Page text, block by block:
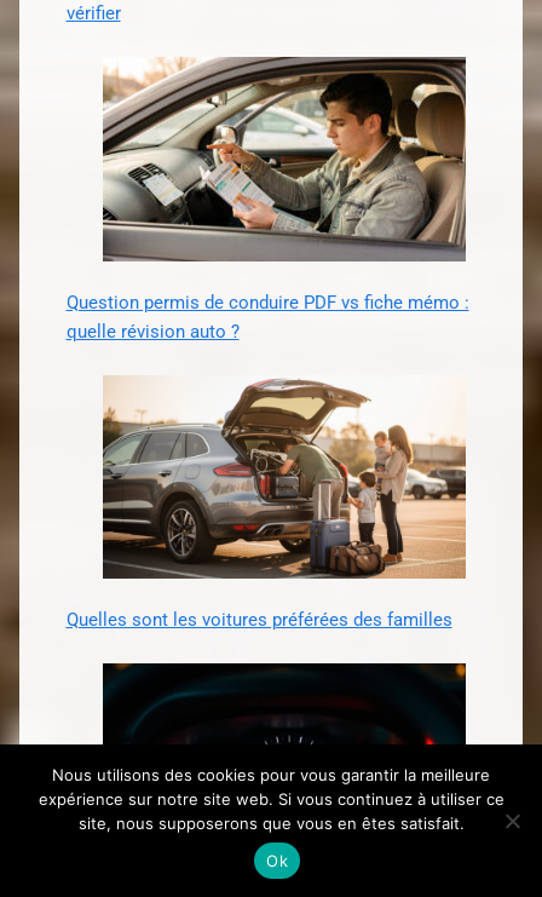
vérifier
Question permis de conduire PDF vs fiche mémo :
quelle révision auto ?
Quelles sont les voitures préférées des familles
Nous utilisons des cookies pour vous garantir la meilleure
expérience sur notre site web. Si vous continuez à utiliser ce
site, nous supposerons que vous en êtes satisfait.
Ok